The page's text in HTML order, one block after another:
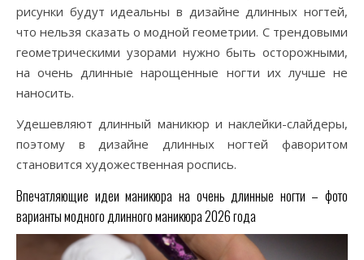
рисунки будут идеальны в дизайне длинных ногтей,
что нельзя сказать о модной геометрии. С трендовыми
геометрическими узорами нужно быть осторожными,
на очень длинные нарощенные ногти их лучше не
наносить.
Удешевляют длинный маникюр и наклейки-слайдеры,
поэтому в дизайне длинных ногтей фаворитом
становится художественная роспись.
Впечатляющие идеи маникюра на очень длинные ногти – фото
варианты модного длинного маникюра 2026 года